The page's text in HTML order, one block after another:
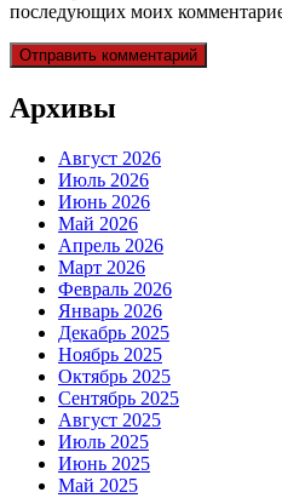
последующих моих
Архивы
Август 2026
Июль 2026
Июнь 2026
Май 2026
Апрель 2026
Март 2026
Февраль 2026
Январь 2026
Декабрь 2025
Ноябрь 2025
Октябрь 2025
Сентябрь 2025
Август 2025
Июль 2025
Июнь 2025
Май 2025